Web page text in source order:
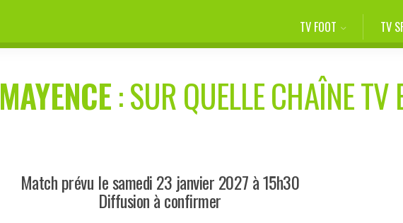
TV FOOT TV
MAYENCE: SUR QUELLE CHAÎNE TV
Match prévu le samedi 23 janvier 2027 à 15h30
Diffusion à confirmer